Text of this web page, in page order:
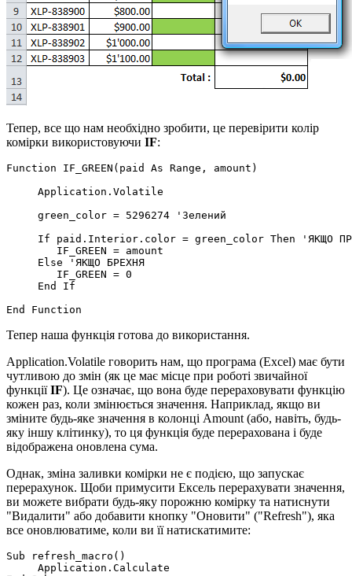
Тепер, все що нам необхідно зробити, це перевірити колір
комірки використовуючи IF:
Function IF_GREEN(paid As Range, amount)
     Application.Volatile
     green_color = 5296274 'Зелений
If paid.Interior.color = green_color Then 'ЯКЩО
        IF_GREEN = amount
     Else 'ЯКЩО БРЕХНЯ
        IF_GREEN = 0
     End If
Тепер наша функція готова до використання.
Application.Volatile говорить нам, що програма (Excel) має бути
чутливою до змін (як це має місце при роботі звичайної
функціїIF). Це означає, що вона буде перераховувати функцію
кожен раз, коли змінюється значення. Наприклад, якщо ви
зміните будь-яке значення в колонці Amount (або, навіть, будь-
яку іншу клітинку), то ця функція буде перерахована і буде
відображена оновлена сума.
Однак, зміна заливки комірки не є подією, що запускає
перерахунок. Щоби примусити Ексель перерахувати значення,
ви можете вибрати будь-яку порожню комірку та натиснути
"Видалити" або добавити кнопку "Оновити" ("Refresh"), яка
все оновлюватиме, коли ви її натискатимите:
Sub refresh_macro()
     Application.Calculate